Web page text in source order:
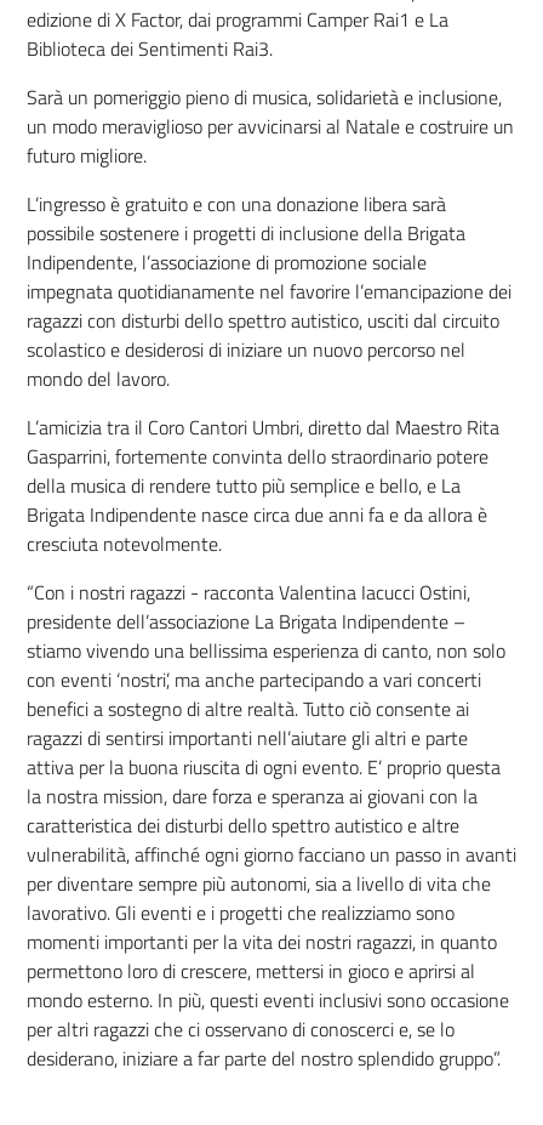
edizione di X Factor, dai programmi Camper Rai1 e La
Biblioteca dei Sentimenti Rai3.
Sarà un pomeriggio pieno di musica, solidarietà e inclusione,
un modo meraviglioso per avvicinarsi al Natale e costruire un
futuro migliore.
L’ingresso è gratuito e con una donazione libera sarà
possibile sostenere i progetti di inclusione della Brigata
Indipendente, l’associazione di promozione sociale
impegnata quotidianamente nel favorire l’emancipazione dei
ragazzi con disturbi dello spettro autistico, usciti dal circuito
scolastico e desiderosi di iniziare un nuovo percorso nel
mondo del lavoro.
L’amicizia tra il Coro Cantori Umbri, diretto dal Maestro Rita
Gasparrini, fortemente convinta dello straordinario potere
della musica di rendere tutto più semplice e bello, e La
Brigata Indipendente nasce circa due anni fa e da allora è
cresciuta notevolmente.
“Con i nostri ragazzi - racconta Valentina Iacucci Ostini,
presidente dell’associazione La Brigata Indipendente –
stiamo vivendo una bellissima esperienza di canto, non solo
con eventi ‘nostri’, ma anche partecipando a vari concerti
benefici a sostegno di altre realtà. Tutto ciò consente ai
ragazzi di sentirsi importanti nell’aiutare gli altri e parte
attiva per la buona riuscita di ogni evento. E’ proprio questa
la nostra mission, dare forza e speranza ai giovani con la
caratteristica dei disturbi dello spettro autistico e altre
vulnerabilità, affinché ogni giorno facciano un passo in avanti
per diventare sempre più autonomi, sia a livello di vita che
lavorativo. Gli eventi e i progetti che realizziamo sono
momenti importanti per la vita dei nostri ragazzi, in quanto
permettono loro di crescere, mettersi in gioco e aprirsi al
mondo esterno. In più, questi eventi inclusivi sono occasione
per altri ragazzi che ci osservano di conoscerci e, se lo
desiderano, iniziare a far parte del nostro splendido gruppo”.